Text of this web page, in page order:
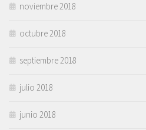
noviembre 2018
octubre 2018
septiembre 2018
julio 2018
junio 2018